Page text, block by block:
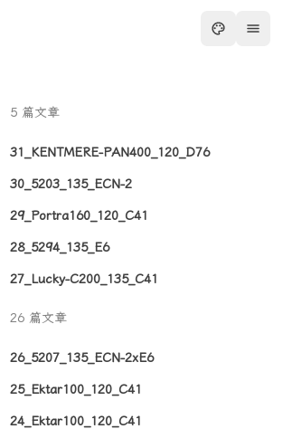
5 篇文章
31_KENTMERE-PAN400_120_D76
30_5203_135_ECN-2
29_Portra160_120_C41
28_5294_135_E6
27_Lucky-C200_135_C41
26 篇文章
26_5207_135_ECN-2xE6
25_Ektar100_120_C41
24_Ektar100_120_C41